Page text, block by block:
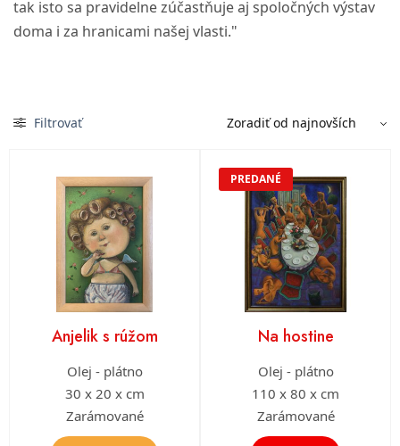
tak isto sa pravidelne zúčastňuje aj spoločných výstav
doma i za hranicami našej vlasti."
Filtrovať
Anjelik s rúžom
Olej - plátno
30 x 20 x cm
Zarámované
PREDANÉ
Na hostine
Olej - plátno
110 x 80 x cm
Zarámované